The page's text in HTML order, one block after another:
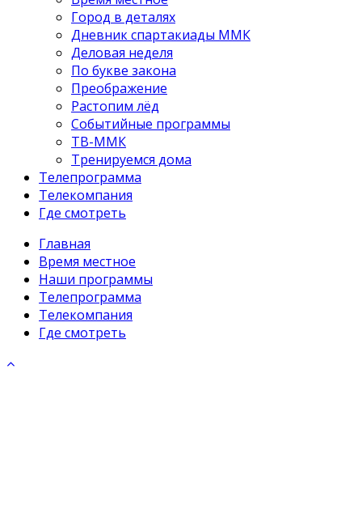
Город в деталях
Дневник спартакиады ММК
Деловая неделя
По букве закона
Преображение
Растопим лёд
Событийные программы
ТВ-ММК
Тренируемся дома
Телепрограмма
Телекомпания
Где смотреть
Главная
Время местное
Наши программы
Телепрограмма
Телекомпания
Где смотреть